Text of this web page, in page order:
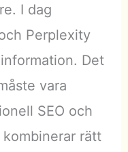
I dag
Perplexity
Det
vara
SEO och
rätt